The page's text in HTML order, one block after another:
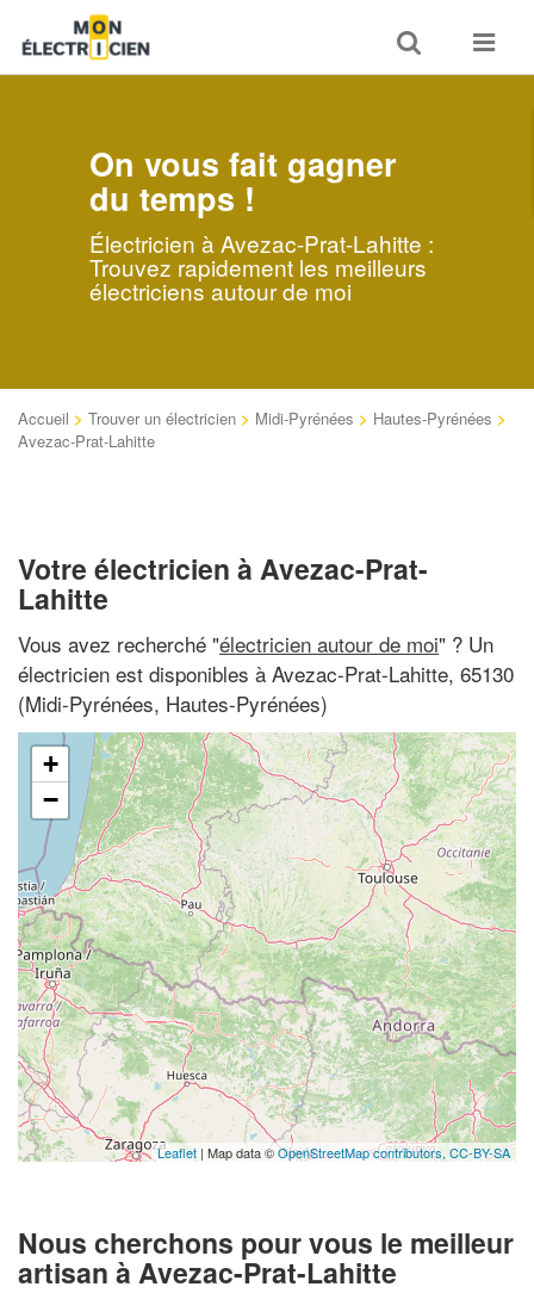
Toggle
search
Toggle
On vous fait gagner
du temps !
Électricien à Avezac-Prat-Lahitte :
Trouvez rapidement les meilleurs
électriciens autour de moi
Accueil > Trouver un électricien > Midi-Pyrénées > Hautes-Pyrénées >
Avezac-Prat-Lahitte
Votre électricien à Avezac-Prat-
Lahitte
Vous avez recherché "électricien autour de moi" ? Un
électricien est disponibles à Avezac-Prat-Lahitte, 65130
(Midi-Pyrénées, Hautes-Pyrénées)
+
−
Leaflet | Map data ©OpenStreetMap contributors, CC-BY-SA
Nous cherchons pour vous le meilleur
artisan à Avezac-Prat-Lahitte